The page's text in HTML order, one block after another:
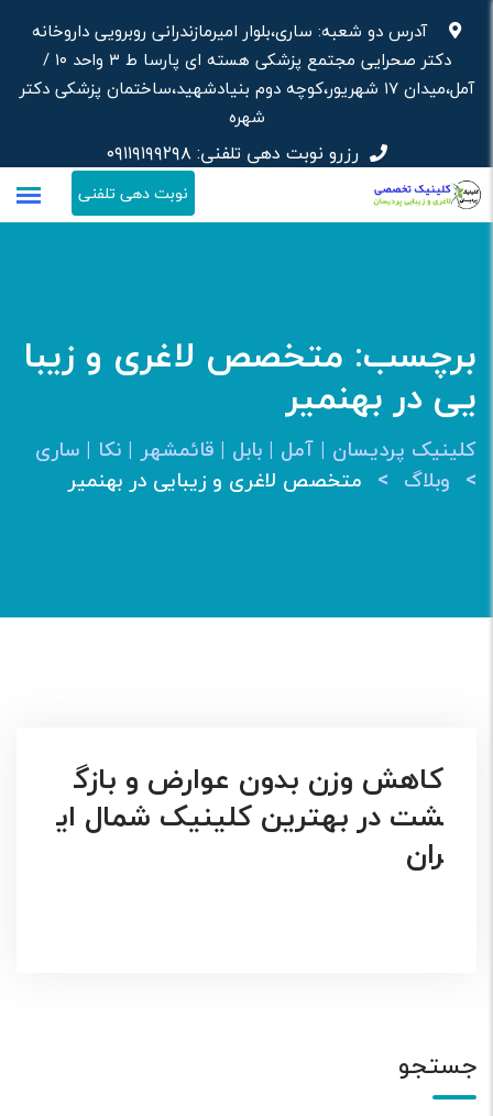
محتوا
آدرس دو شعبه: ساری،بلوار امیرمازندرانی روبرویی داروخانه‌
دکتر صحرایی مجتمع پزشکی هسته ای پارسا ط ۳ واحد ۱۰ /
آمل،میدان ۱۷ شهریور،کوچه دوم بنیادشهید،ساختمان پزشکی دکتر
شهره
رزرو نوبت دهی تلفنی:۰۹۱۱۹۱۹۹۲۹۸
نوبت دهی تلفنی
برچسب: متخصص لاغری و زیبا
یی در بهنمیر
کلینیک پردیسان | آمل | بابل | قائمشهر | نکا | ساری
> وبلاگ > متخصص لاغری و زیبایی در بهنمیر
کاهش وزن بدون عوارض و بازگ
شت در بهترین کلینیک شمال ای
ران
جستجو